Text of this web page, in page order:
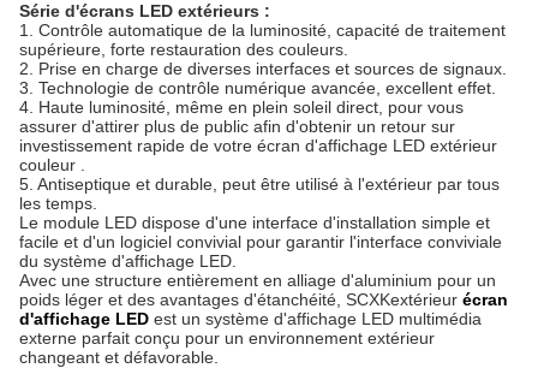
Série d'écrans LED extérieurs :
1. Contrôle automatique de la luminosité, capacité de traitement
supérieure, forte restauration des couleurs.
2. Prise en charge de diverses interfaces et sources de signaux.
3. Technologie de contrôle numérique avancée, excellent effet.
4. Haute luminosité, même en plein soleil direct, pour vous
assurer d'attirer plus de public afin d'obtenir un retour sur
investissement rapide de votre écran d'affichage LED extérieur
couleur .
5. Antiseptique et durable, peut être utilisé à l'extérieur par tous
les temps.
Le module LED dispose d'une interface d'installation simple et
facile et d'un logiciel convivial pour garantir l'interface conviviale
du système d'affichage LED.
Avec une structure entièrement en alliage d'aluminium pour un
poids léger et des avantages d'étanchéité, SCXKextérieur écran
d'affichage LED est un système d'affichage LED multimédia
externe parfait conçu pour un environnement extérieur
changeant et défavorable.